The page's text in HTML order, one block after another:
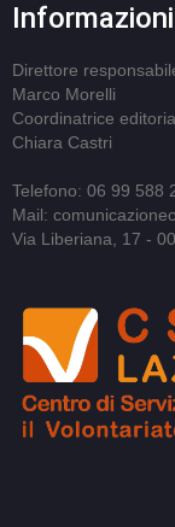
Informazioni
Direttore
Marco Morelli
Coordinatrice
Chiara Castri
Telefono: 06 99 588
Mail:
Via Liberiana, 17 -